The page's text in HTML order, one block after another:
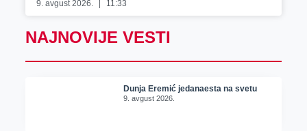
9. avgust 2026. 11:33
NAJNOVIJE VESTI
Dunja Eremić jedanaesta na svetu
9. avgust 2026.